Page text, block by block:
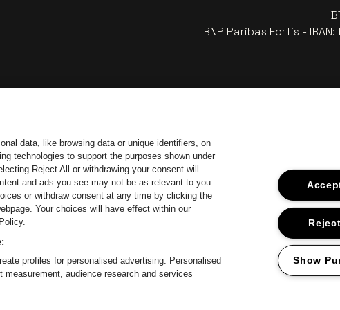
BNP Paribas Fortis -
Ga naar de website van EuropcarGa naar de website van Voka Limburg
Ga naar de website van
van Aperol
de website van Champagne Pommery
Ga naar de website van Het logo van Jameson in offwhite
Ga naar de website van Het
Ga
data, like browsing data or unique identifiers, on
technologies to support the purposes shown under
Reject All or withdrawing your consent will
and ads you see may not be as relevant to you.
or withdraw consent at any time by clicking the
Your choices will have effect within our
profiles for personalised advertising. Personalised
audience research and services
Show